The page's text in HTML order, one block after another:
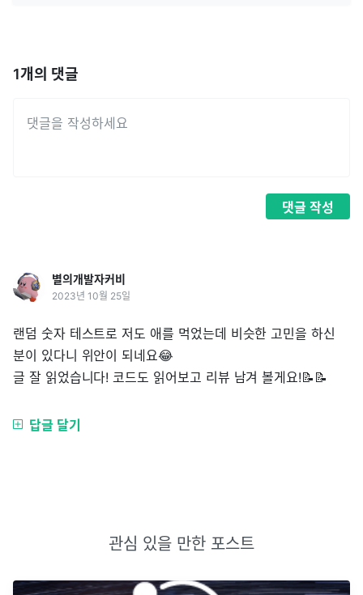
1개의 댓글
댓글 작성
별의개발자커비
2023년 10월 25일
랜덤 숫자 테스트로 저도 애를 먹었는데 비슷한 고민을 하신
분이 있다니 위안이 되네요😂
글 잘 읽었습니다! 코드도 읽어보고 리뷰 남겨 볼게요!📝📝
답글 달기
관심 있을 만한 포스트